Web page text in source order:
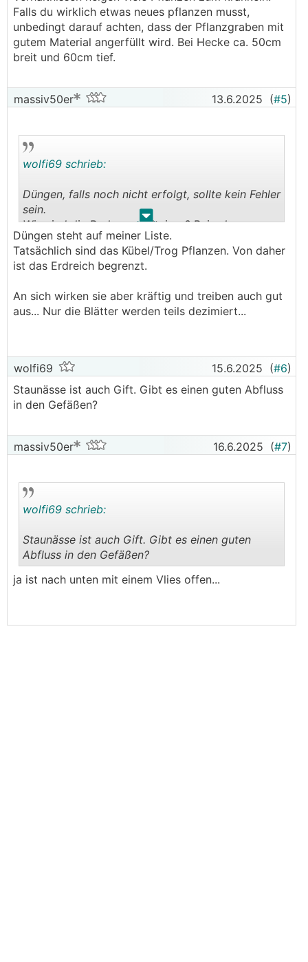
Falls du wirklich etwas neues pflanzen musst,
unbedingt darauf achten, dass der Pflanzgraben mit
gutem Material angerfüllt wird. Bei Hecke ca. 50cm
breit und 60cm tief.
massiv50er 13.6.2025 (#5)
. .
wolfi69 schrieb:
Düngen, falls noch nicht erfolgt, sollte kein Fehler
sein.
Wie sind die Bodenverhältnisse? Bei sehr
schlechten Verhältnissen neigen viele Pflanzen
zum kränkeln. Falls du wirklich etwas neues
pflanzen musst, unbedingt darauf achten, dass
wird. Bei Hecke ca. 50cm breit und 60cm tief.
Düngen steht auf meiner Liste.
Tatsächlich sind das Kübel/Trog Pflanzen. Von daher
ist das Erdreich begrenzt.
An sich wirken sie aber kräftig und treiben auch gut
aus... Nur die Blätter werden teils dezimiert...
wolfi69 15.6.2025 (#6)
Staunässe ist auch Gift. Gibt es einen guten Abfluss
in den Gefäßen?
massiv50er 16.6.2025 (#7)
..
wolfi69 schrieb:
Staunässe ist auch Gift. Gibt es einen guten
Abfluss in den Gefäßen?
ja ist nach unten mit einem Vlies offen...